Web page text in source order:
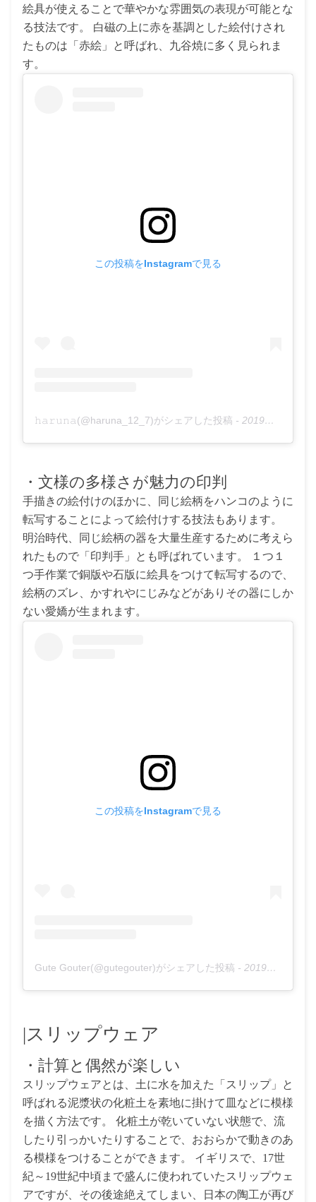
絵具が使えることで華やかな雰囲気の表現が可能とな
る技法です。 白磁の上に赤を基調とした絵付けされ
たものは「赤絵」と呼ばれ、九谷焼に多く見られま
す。
この投稿をInstagramで見る
𝚑𝚊𝚛𝚞𝚗𝚊(@haruna_12_7)がシェアした投稿 - 2019年11月月4日午前3時56分PST
・文様の多様さが魅力の印判
手描きの絵付けのほかに、同じ絵柄をハンコのように
転写することによって絵付けする技法もあります。
明治時代、同じ絵柄の器を大量生産するために考えら
れたもので「印判手」とも呼ばれています。 １つ１
つ手作業で銅版や石版に絵具をつけて転写するので、
絵柄のズレ、かすれやにじみなどがありその器にしか
ない愛嬌が生まれます。
この投稿をInstagramで見る
Gute Gouter(@gutegouter)がシェアした投稿 - 2019年12月月9日午後6時12分PST
|スリップウェア
・計算と偶然が楽しい
スリップウェアとは、土に水を加えた「スリップ」と
呼ばれる泥漿状の化粧土を素地に掛けて皿などに模様
を描く方法です。 化粧土が乾いていない状態で、流
したり引っかいたりすることで、おおらかで動きのあ
る模様をつけることができます。 イギリスで、17世
紀～19世紀中頃まで盛んに使われていたスリップウェ
アですが、その後途絶えてしまい、日本の陶工が再び